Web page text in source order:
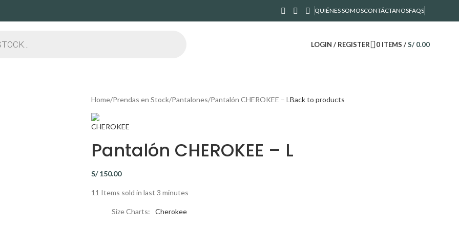
QUIÉNES SOMOSCONTÁCTANOSFAQS
LOGIN / REGISTER 0 ITEMS / S/0.00
Home Prendas en Stock Pantalones Pantalón CHEROKEE – L Back to products
Pantalón CHEROKEE – L
S/150.00
11 Items sold in last 3 minutes
Size Charts Cherokee